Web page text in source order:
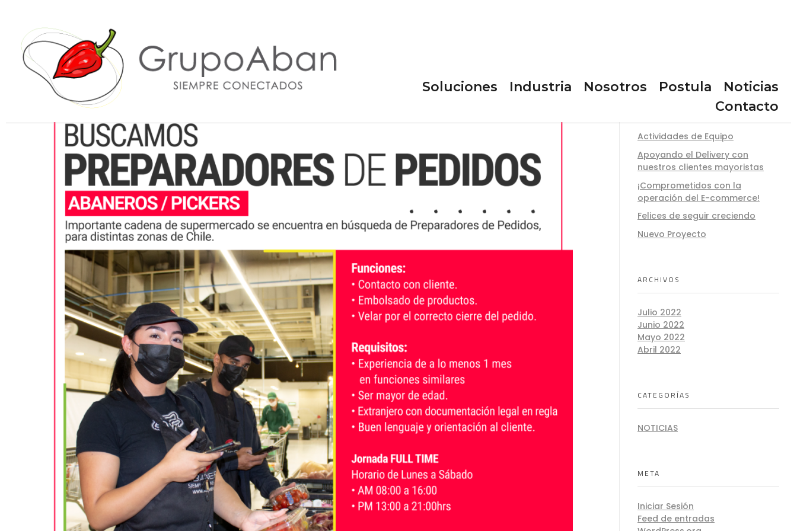
Grupo Aban
Siempre conectados
Soluciones Industria Nosotros Postula
Noticias
Contacto
Buscamos Preparadores de Pedidos
Abril 28, 2022 admin-abaneros with no comment noticias
ENTRADAS RECIENTES
Actividades de Equipo
Apoyando el Delivery con
nuestros clientes mayoristas
¡Comprometidos con la
operación del E-commerce!
Felices de seguir creciendo
Nuevo Proyecto
ARCHIVOS
Julio 2022
Junio 2022
Mayo 2022
Abril 2022
CATEGORÍAS
NOTICIAS
META
Iniciar Sesión
Feed de entradas